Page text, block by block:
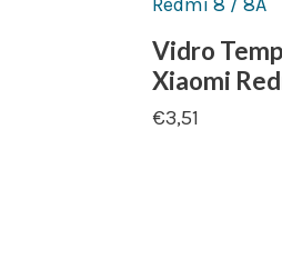
Vidro
Xiaomi
€3,51